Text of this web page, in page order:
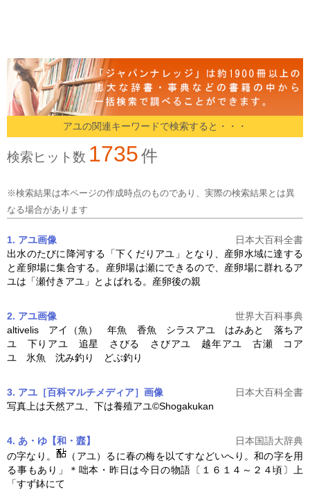
アユの関連キーワードで検索すると・・・
検索ヒット数 1735件
※検索結果は本ページの作成時点のものであり、実際の検索結果とは異
なる場合があります
1. アユ画像
日本大百科全書
出水のたびに降河する「下くだり アユ 」となり、産卵水域に達する
と産卵場に集合する。産卵場は瀬にできるので、産卵場に群れるア
ユは「瀬付き アユ 」とよばれる。産卵後の親
2. アユ画像
世界大百科事典
altivelis アイ（魚） 年魚 香魚 シラス アユ はみあと 落ちア
ユ
下り アユ 追星 さびる さびアユ 越年アユ 古瀬 コ ア
ユ 氷魚 沈み釣り どぶ釣り
3. アユ［百科マルチメディア］ 画像
日本大百科全書
写真上は天然アユ 、下は養殖アユ©Shogakukan
4. あ・ゆ【和・韲】
日本国語大辞典
の字なり。
（ アユ）るに春の梅を以てすなどいへり。和の字を用
る事もあり」＊咄本・昨日は今日の物語〔１６１４～２４頃〕上
「すず鉢にて